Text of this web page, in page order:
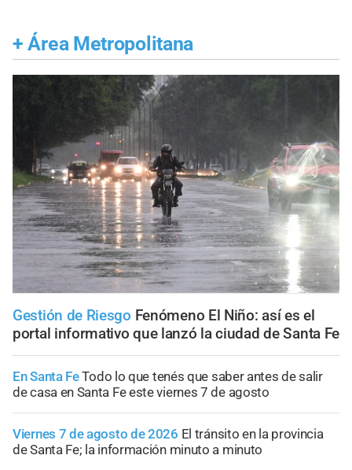
+ Área Metropolitana
Gestión de Riesgo Fenómeno El Niño: así es el
portal informativo que lanzó la ciudad de Santa Fe
En Santa FeTodo lo que tenés que saber antes de salir
de casa en Santa Fe este viernes 7 de agosto
Viernes 7 de agosto de 2026 El tránsito en la provincia
de Santa Fe; la información minuto a minuto